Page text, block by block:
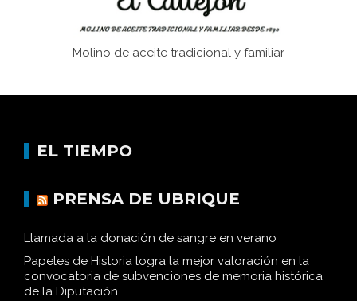
Molino de aceite tradicional y familiar
EL TIEMPO
PRENSA DE UBRIQUE
Llamada a la donación de sangre en verano
Papeles de Historia logra la mejor valoración en la
convocatoria de subvenciones de memoria histórica
de la Diputación